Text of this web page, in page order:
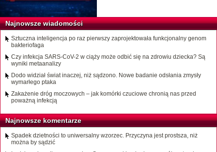
Najnowsze wiadomości
Sztuczna inteligencja po raz pierwszy zaprojektowała funkcjonalny genom
bakteriofaga
Czy infekcja SARS-CoV-2 w ciąży może odbić się na zdrowiu dziecka? Są
wyniki metaanalizy
Dodo widział świat inaczej, niż sądzono. Nowe badanie odsłania zmysły
wymarłego ptaka
Zakażenie dróg moczowych – jak komórki czuciowe chronią nas przed
poważną infekcją
Najnowsze komentarze
Spadek dzietności to uniwersalny wzorzec. Przyczyna jest prostsza, niż
można by sądzić